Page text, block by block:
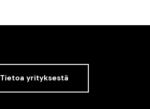
Tietoa yrityksestä